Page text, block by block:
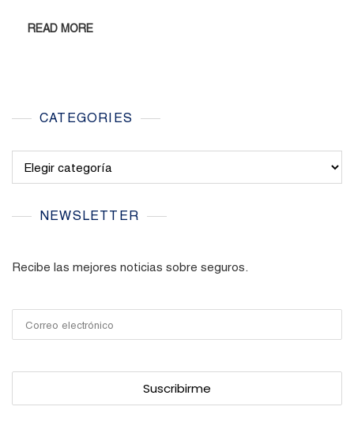
READ MORE
CATEGORIES
NEWSLETTER
Recibe las mejores noticias sobre seguros.